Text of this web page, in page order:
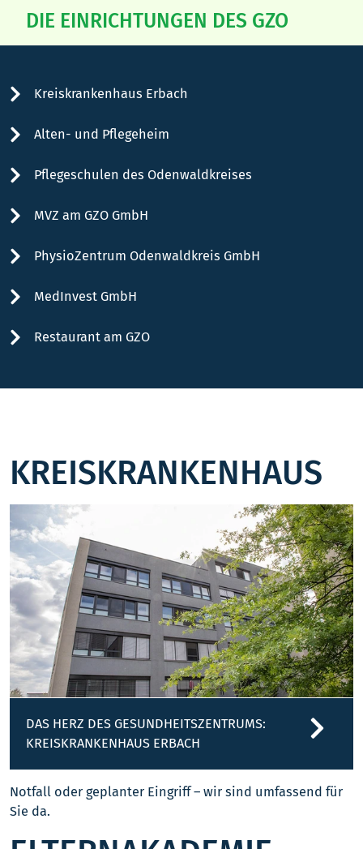
DIE EINRICHTUNGEN DES GZO
Kreiskrankenhaus Erbach
Alten- und Pflegeheim
Pflegeschulen des Odenwaldkreises
MVZ am GZO GmbH
PhysioZentrum Odenwaldkreis GmbH
MedInvest GmbH
Restaurant am GZO
KREISKRANKENHAUS
DAS HERZ DES GESUNDHEITSZENTRUMS:
KREISKRANKENHAUS ERBACH
Notfall oder geplanter Eingriff – wir sind umfassend für
Sie da.